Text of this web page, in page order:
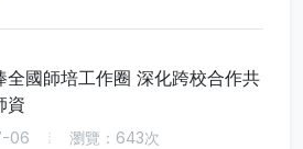
全國師培工作圈 深化跨校合作共
資
06 瀏覽：643次